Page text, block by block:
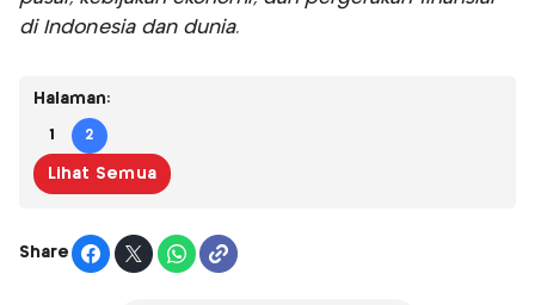
di Indonesia dan dunia.
Halaman:
1 2
Lihat Semua
Share